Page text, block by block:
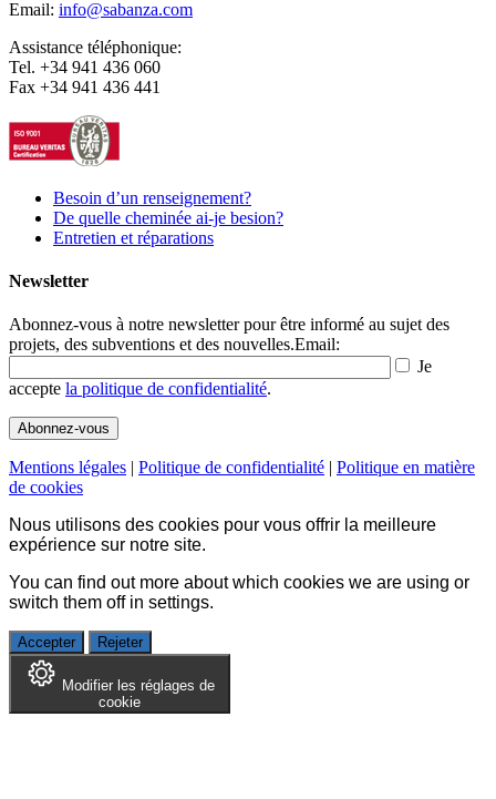
Email: info@sabanza.com
Assistance téléphonique:
Tel. +34 941 436 060
Fax +34 941 436 441
Besoin d’un renseignement?
De quelle cheminée ai-je besion?
Entretien et réparations
Newsletter
Abonnez-vous à notre newsletter pour être informé au sujet des
projets, des subventions et des nouvelles.Email:
Je
accepte la politique de confidentialité.
Mentions légales | Politique de confidentialité | Politique en matière
de cookies
Nous utilisons des cookies pour vous offrir la meilleure
expérience sur notre site.
You can find out more about which cookies we are using or
switch them off in settings.
Accepter Rejeter
Modifier les réglages de
cookie